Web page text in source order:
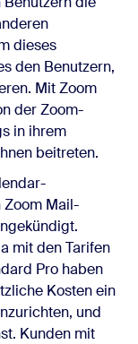
dieses
den Benutzern,
Mit Zoom
der Zoom-
in ihrem
beitreten.
Zoom Mail-
mit den Tarifen
Pro haben
Kosten ein
und
Kunden mit